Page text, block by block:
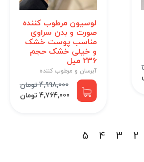
لوسیون مرطوب کننده
صورت و بدن سراوی
مناسب پوست خشک
و خیلی خشک حجم
236 میل
آبرسان و مرطوب کننده
4,998,000 تومان
4,764,000 تومان
2
3
4
5